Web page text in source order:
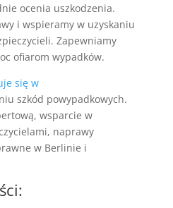
ocenia uszkodzenia.
i wspieramy w uzyskaniu
Zapewniamy
ofiarom wypadków.
się w
szkód powypadkowych.
wsparcie w
naprawy
w Berlinie i